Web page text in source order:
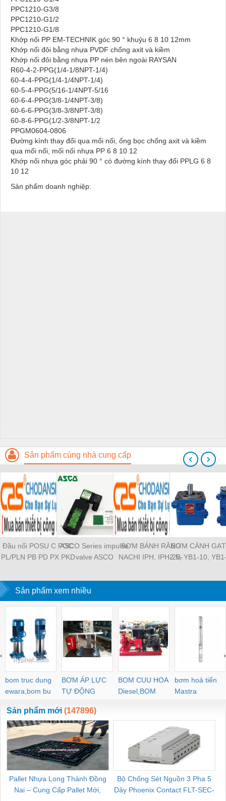
PPC1210-G3/8
PPC1210-G1/2
PPC1210-G1/8
Khớp nối PP EM-TECHNIK góc 90 ° khuỷu 6 8 10 12mm
Khớp nối đôi bằng nhựa PVDF chống axit và kiềm
Khớp nối đôi bằng nhựa PP nén bên ngoài RAYSAN
R60-4-2-PPG(1/4-1/8NPT-1/4)
60-4-4-PPG(1/4-1/4NPT-1/4)
60-5-4-PPG(5/16-1/4NPT-5/16
60-6-4-PPG(3/8-1/4NPT-3/8)
60-6-6-PPG(3/8-3/8NPT-3/8)
60-8-6-PPG(1/2-3/8NPT-1/2
PPGM0604-0806
Đường kính thay đổi qua mối nối, ống bọc chống axit và kiềm
qua mối nối, mối nối nhựa PP 6 8 10 12
Khớp nối nhựa góc phải 90 ° có đường kính thay đổi PPLG 6 8
10 12
Sản phẩm doanh nghiệp:
Sản phẩm cùng nhà cung cấp
Đầu nối POSU C POC
PL/PLN PB PD PX PKD
PLF PMF PTL SL SS
SCA SAFS SASF HVFS
HVSF PU PV PE PY
HVFF PLJ PYJ PP PG
PEG PW PGJ PPGJ
PYJW SL-C PC-C
POC-C PL-C
ASCO Series impulse
valve ASCO
SCG353A044 ASCO
SCG353A047 ASCO
SCG353A050 ASCO
SXE353.060
BƠM BÁNH RĂNG
NACHI IPH, IPH-2B-
IPH-2A-5-11, IPH-5A-
IPH-5B-50-LT-11, IPH-
100-L-11, IPH-5A-40-
11
BƠM CÁNH
2.5, YB1-10,
100/16 YB1-
YB1-40/12 YB1-
‹ ›
Sản phẩm xem nhiều
bom truc dung
ewara,bom bu
ewara
BƠM ÁP LỰC
TỰ ĐỘNG
BOM CUU HOA
Diesel,BOM
CHUA CHAY
bơm hoả tiển
Mastra
‹ ›
Sản phẩm mới (147896)
Pallet Nhựa Long Thành Đồng
Nai – Cung Cấp Pallet Mới,
Bộ Chống Sét Nguồn 3 Pha 5
Dây Phoenix Contact FLT-SEC-